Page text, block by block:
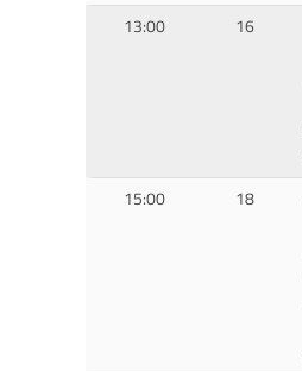
13:00 16
15:00 18